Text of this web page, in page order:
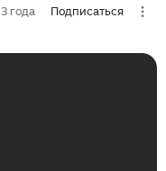
3 года Подписаться